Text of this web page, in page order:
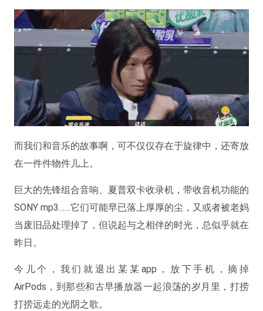
而我们和音乐的故事啊，可不仅仅存在于旋律中，还寄放
在一件件物件儿上。
巨大的先锋组合音响、夏普双卡收录机，带收音机功能的
SONY mp3……它们可能早已落上厚厚的尘，又或者被老妈
当废旧品处理掉了，但说起与之相伴的时光，总似乎就在
昨日。
今儿个，我们就退出某某app，放下手机，摘掉
AirPods，到那些和古早播放器一起浪荡的岁月里，打捞
打捞远走的光阴之歌。